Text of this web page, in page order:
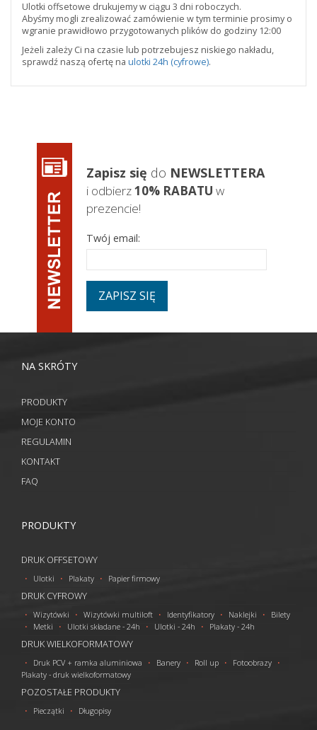
Ulotki offsetowe drukujemy w ciągu 3 dni roboczych.
Abyśmy mogli zrealizować zamówienie w tym terminie prosimy o
wgranie prawidłowo przygotowanych plików do godziny 12:00
Jeżeli zależy Ci na czasie lub potrzebujesz niskiego nakładu,
sprawdź naszą ofertę na ulotki 24h (cyfrowe).
Zapisz się do NEWSLETTERA
i odbierz10% RABATU w
prezencie!
Twój email:
ZAPISZ SIĘ
NA SKRÓTY
PRODUKTY
MOJE KONTO
REGULAMIN
KONTAKT
FAQ
PRODUKTY
DRUK OFFSETOWY
Ulotki Plakaty Papier firmowy
DRUK CYFROWY
Wizytówki Wizytówki multiloft Identyfikatory Naklejki
Bilety
Metki
Ulotki składane - 24h Ulotki - 24h Plakaty - 24h
DRUK WIELKOFORMATOWY
Druk PCV + ramka aluminiowa Banery Roll up
Fotoobrazy
Plakaty - druk wielkoformatowy
POZOSTAŁE PRODUKTY
Pieczątki Długopisy